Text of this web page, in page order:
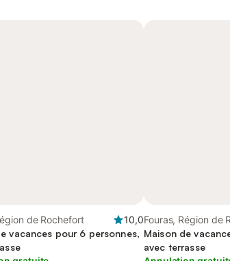
de Rochefort
10,0
vacances pour 6 personnes,
Fouras, Région de
Maison de
avec terrasse